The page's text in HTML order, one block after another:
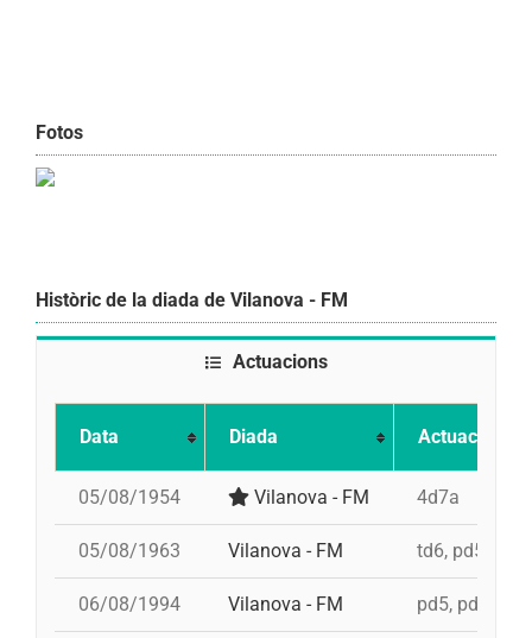
Fotos
Històric de la diada de Vilanova - FM
Actuacions
Data Diada Actuació
05/08/1954 Vilanova - FM 4d7a
05/08/1963 Vilanova - FM td6, pd5, 3d7
06/08/1994 Vilanova - FM pd5, pd5,